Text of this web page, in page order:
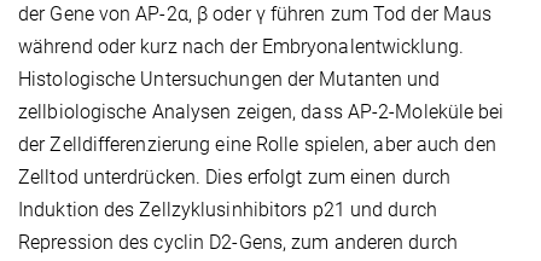
der Gene von AP-2α, β oder γ führen zum Tod der Maus
während oder kurz nach der Embryonalentwicklung.
Histologische Untersuchungen der Mutanten und
zellbiologische Analysen zeigen, dass AP-2-Moleküle bei
der Zelldifferenzierung eine Rolle spielen, aber auch den
Zelltod unterdrücken. Dies erfolgt zum einen durch
Induktion des Zellzyklusinhibitors p21 und durch
Repression des cyclin D2-Gens, zum anderen durch